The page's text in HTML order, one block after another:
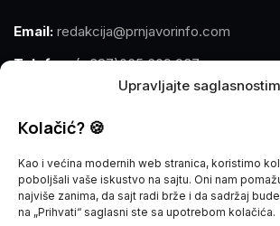
Upravljajte
Kolačić? 🍪
Kao i većina modernih web stranica, koristimo
poboljšali vaše iskustvo na sajtu. Oni nam
najviše zanima, da sajt radi brže i da sadržaj
na „Prihvati“ saglasni ste sa upotrebom kolačića.
Email: redakcija@prnjavorinfo.com
Telefon:(+387)065 609 937
MARKETING
Email: marketing@prnjavorinfo.com
Telefon:(+387)065 955 355